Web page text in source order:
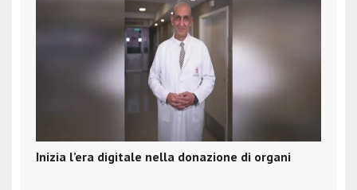
Inizia l’era digitale nella donazione di organi